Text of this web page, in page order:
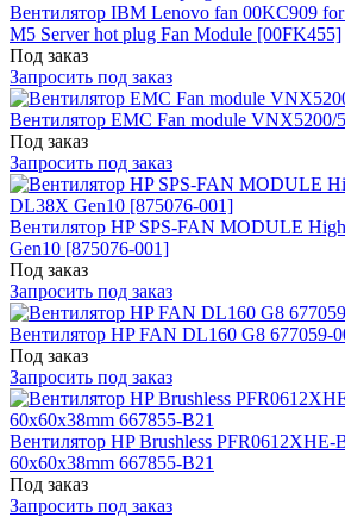
Вентилятор IBM Lenovo fan 00KC909
M5 Server hot plug Fan Module [00FK455]
Под заказ
Запросить под заказ
Вентилятор EMC Fan module VNX5200/
Под заказ
Запросить под заказ
Вентилятор HP SPS-FAN MODULE
Gen10 [875076-001]
Под заказ
Запросить под заказ
Вентилятор HP FAN DL160 G8 677059-
Под заказ
Запросить под заказ
Вентилятор HP Brushless PFR0612XHE-
60x60x38mm 667855-B21
Под заказ
Запросить под заказ